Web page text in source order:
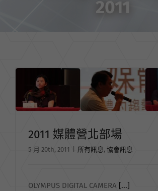
2011
2011 媒體營北部場
5 月 20th, 2011 所有訊息, 協會訊息
OLYMPUS DIGITAL CAMERA [...]